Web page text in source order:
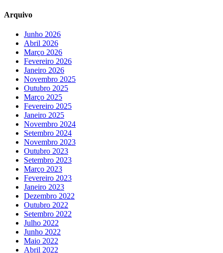
Arquivo
Junho 2026
Abril 2026
Março 2026
Fevereiro 2026
Janeiro 2026
Novembro 2025
Outubro 2025
Março 2025
Fevereiro 2025
Janeiro 2025
Novembro 2024
Setembro 2024
Novembro 2023
Outubro 2023
Setembro 2023
Março 2023
Fevereiro 2023
Janeiro 2023
Dezembro 2022
Outubro 2022
Setembro 2022
Julho 2022
Junho 2022
Maio 2022
Abril 2022